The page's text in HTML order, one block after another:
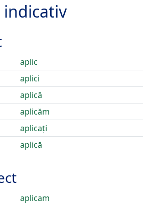
aplic
aplici
aplică
aplicăm
aplicați
aplică
aplicam